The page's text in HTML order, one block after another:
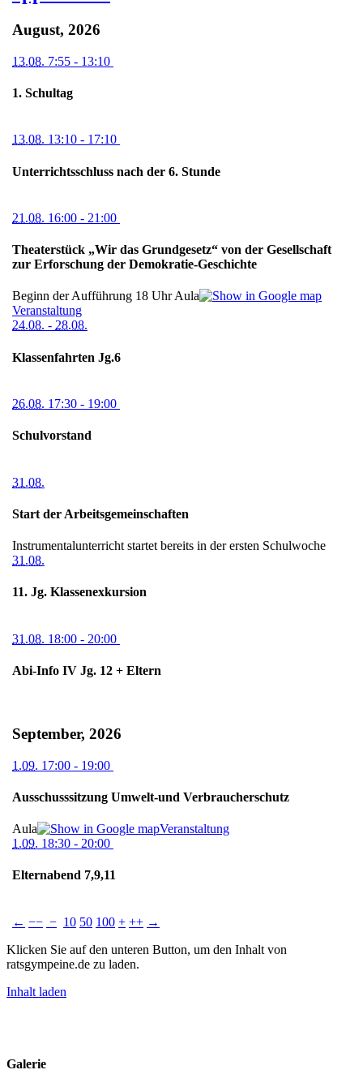
August, 2026
13.08. 7:55 - 13:10
1. Schultag
13.08. 13:10 - 17:10
Unterrichtsschluss nach der 6. Stunde
21.08. 16:00 - 21:00
Theaterstück „Wir das Grundgesetz“ von der Gesellschaft
zur Erforschung der Demokratie-Geschichte
Beginn der Aufführung 18 UhrAula
Veranstaltung
24.08. - 28.08.
Klassenfahrten Jg.6
26.08. 17:30 - 19:00
Schulvorstand
31.08.
Start der Arbeitsgemeinschaften
Instrumentalunterricht startet bereits in der ersten Schulwoche
31.08.
11. Jg. Klassenexkursion
31.08. 18:00 - 20:00
Abi-Info IV Jg. 12 + Eltern
September, 2026
1.09. 17:00 - 19:00
Ausschusssitzung Umwelt-und Verbraucherschutz
Aula
Veranstaltung
1.09. 18:30 - 20:00
Elternabend 7,9,11
← −− − 10 50 100 + ++ →
Klicken Sie auf den unteren Button, um den Inhalt von
ratsgympeine.de zu laden.
Inhalt laden
Galerie